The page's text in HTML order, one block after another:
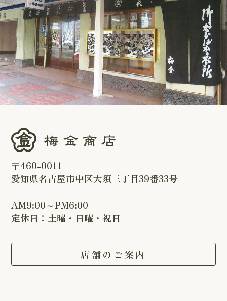
〒460-0011
愛知県名古屋市中区大須三丁目39番33号
AM9:00～PM6:00
定休日：土曜・日曜・祝日
店舗のご案内